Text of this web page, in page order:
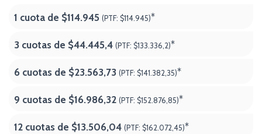
1 cuota de $114.945 (PTF: $114.945)*
3 cuotas de $44.445,4 (PTF: $133.336,2)*
6 cuotas de $23.563,73 (PTF: $141.382,35)*
9 cuotas de $16.986,32 (PTF: $152.876,85)*
12 cuotas de $13.506,04 (PTF: $162.072,45)*